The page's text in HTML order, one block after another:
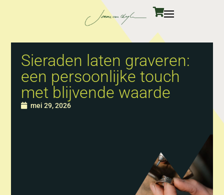
Sieraden laten graveren:
een persoonlijke touch
met blijvende waarde
mei 29, 2026